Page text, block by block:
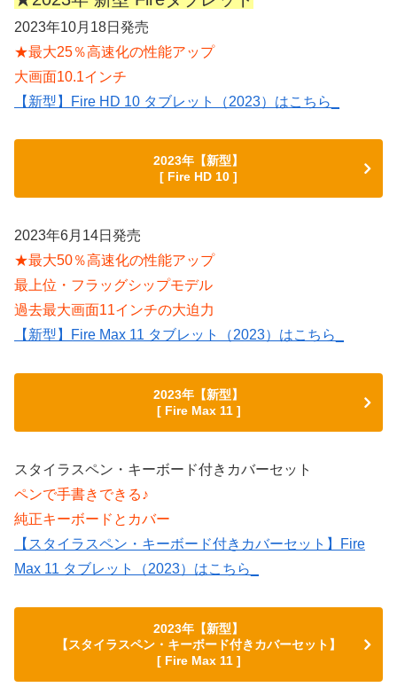
2023年10月18日発売
★最大25％高速化の性能アップ
大画面10.1インチ
【新型】Fire HD 10 タブレット（2023）はこちら_
2023年【新型】
[ Fire HD 10 ]
2023年6月14日発売
★最大50％高速化の性能アップ
最上位・フラッグシップモデル
過去最大画面11インチの大迫力
【新型】Fire Max 11 タブレット（2023）はこちら_
2023年【新型】
[ Fire Max 11 ]
スタイラスペン・キーボード付きカバーセット
ペンで手書きできる♪
純正キーボードとカバー
【スタイラスペン・キーボード付きカバーセット】Fire
Max 11 タブレット（2023）はこちら_
2023年【新型】
【スタイラスペン・キーボード付きカバーセット】
[ Fire Max 11 ]